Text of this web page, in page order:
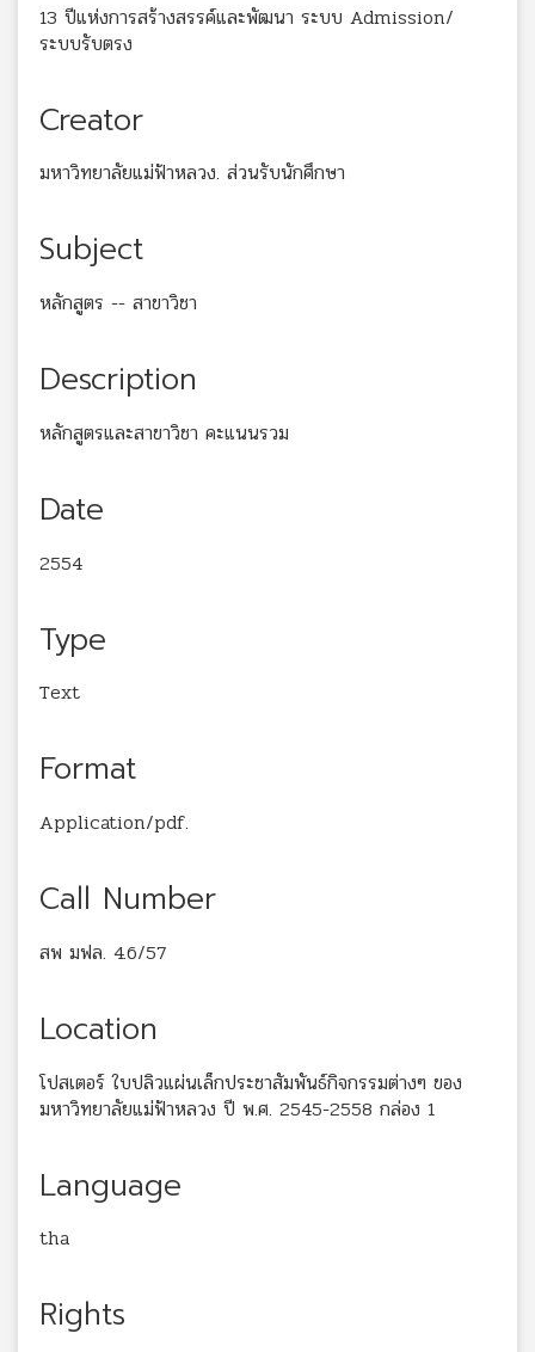
13 ปีแห่งการสร้างสรรค์และพัฒนา ระบบ Admission/
ระบบรับตรง
Creator
มหาวิทยาลัยแม่ฟ้าหลวง. ส่วนรับนักศึกษา
Subject
หลักสูตร -- สาขาวิชา
Description
หลักสูตรและสาขาวิชา คะแนนรวม
Date
2554
Type
Text
Format
Application/pdf.
Call Number
สพ มฟล. 4.6/57
Location
โปสเตอร์ ใบปลิวแผ่นเล็กประชาสัมพันธ์กิจกรรมต่างๆ ของ
มหาวิทยาลัยแม่ฟ้าหลวง ปี พ.ศ. 2545-2558 กล่อง 1
Language
tha
Rights